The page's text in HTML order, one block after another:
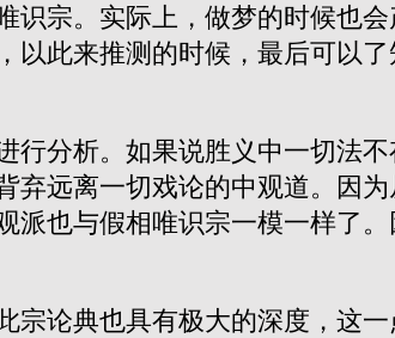
宗。实际上，做梦的时候也
此来推测的时候，最后可以
分析。如果说胜义中一切法
远离一切戏论的中观道。因
也与假相唯识宗一模一样了
论典也具有极大的深度，这